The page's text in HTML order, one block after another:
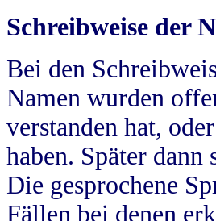
Schreibweise der
Bei den
Namen wurden
verstanden hat,
haben. Später
Die gesprochene
Fällen bei denen